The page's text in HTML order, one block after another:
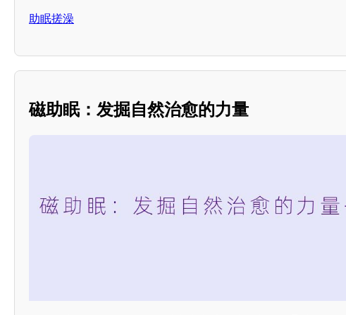
助眠搓澡
磁助眠：发掘自然治愈的力量